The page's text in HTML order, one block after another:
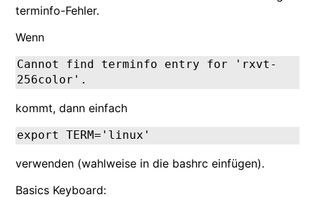
terminfo-Fehler.
Wenn
Cannot find terminfo entry for 'rxvt-
256color'.
kommt, dann einfach
export TERM='linux'
verwenden (wahlweise in die bashrc einfügen).
Basics Keyboard: